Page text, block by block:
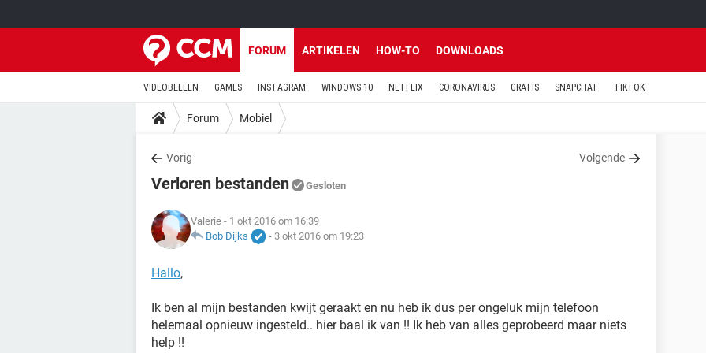
FORUM ARTIKELEN HOW-TO DOWNLOADS
VIDEOBELLEN GAMES INSTAGRAM WINDOWS 10 NETFLIX CORONAVIRUS GRATIS SNAPCHAT TIKTOK
Forum Mobiel
Vorig Volgende
Verloren bestanden Gesloten
Valerie - 1 okt 2016 om 16:39
Bob Dijks
- 3 okt 2016 om 19:23
Hallo,
Ik ben al mijn bestanden kwijt geraakt en nu heb ik dus per ongeluk mijn telefoon
helemaal opnieuw ingesteld.. hier baal ik van !! Ik heb van alles geprobeerd maar niets
help !!